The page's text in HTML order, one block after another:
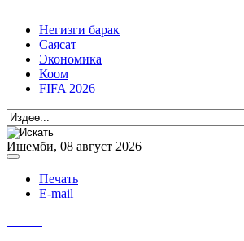
Негизги барак
Саясат
Экономика
Коом
FIFA 2026
Ишемби, 08 август 2026
Печать
E-mail